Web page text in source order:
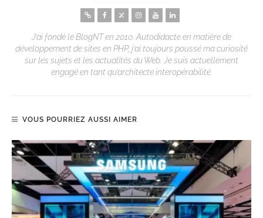
J’ai fondé le BlogNT en 2010. Autodidacte en matière de
développement de sites en PHP, j’ai toujours poussé ma curiosité
sur les sujets et les actualités du Web. Je suis actuellement
engagé en tant qu’architecte interopérabilité.
VOUS POURRIEZ AUSSI AIMER